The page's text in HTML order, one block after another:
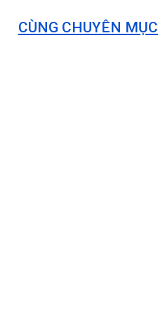
CÙNG CHUYÊN MỤC